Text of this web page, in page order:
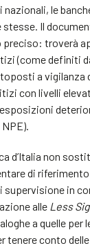
le
stesse. Il
troverà
(come definiti
a vigilanza
con livelli
NPE).
d’Italia non
di
supervisione in
alle Less
a quelle per
tenere conto